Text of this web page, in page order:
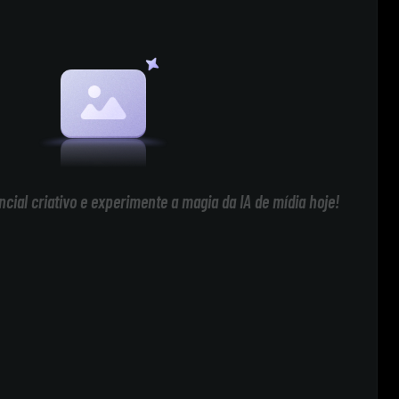
criativo e experimente a magia da IA de mídia hoje!